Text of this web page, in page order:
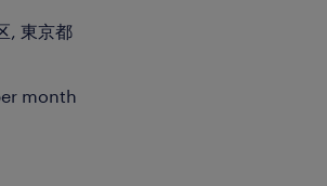
, 東京都
month